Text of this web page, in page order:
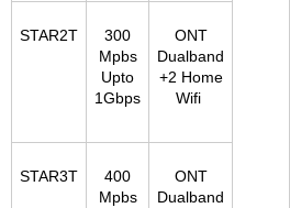
STAR2T
300
Mpbs
Upto
1Gbps
ONT
Dualband
+2 Home
Wifi
STAR3T
400
Mpbs
ONT
Dualband